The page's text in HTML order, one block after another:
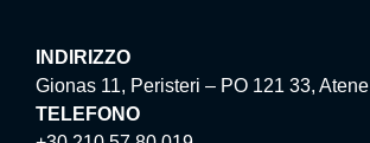
INDIRIZZO
Gionas 11, Peristeri – PO 121 33, Atene
TELEFONO